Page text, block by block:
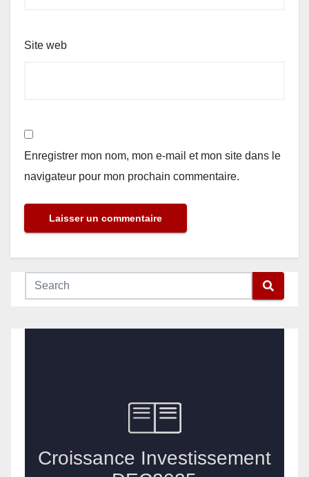
Site web
Enregistrer mon nom, mon e-mail et mon site dans le
navigateur pour mon prochain commentaire.